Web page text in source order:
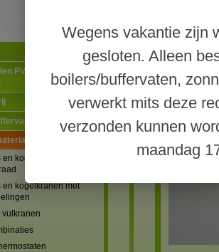
PV-systemen
en toebehoren
kogelkranen met
en kogelkranen met
vulkranen
Wegens vakantie zijn
gesloten. Alleen
boilers/buffervaten,
verwerkt mits deze
verzonden kunnen
maandag